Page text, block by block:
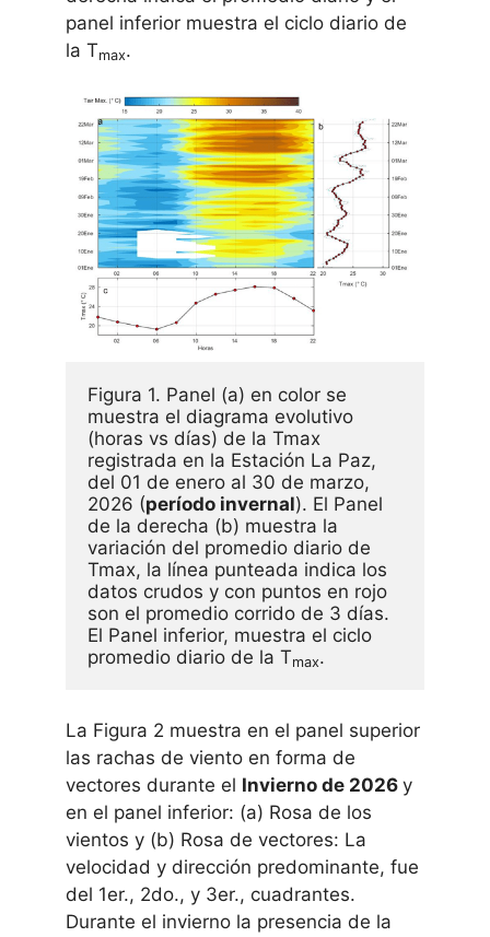
panel inferior muestra el ciclo diario de
la Tmax.
Figura 1. Panel (a) en color se
muestra el diagrama evolutivo
(horas vs días) de la Tmax
registrada en la Estación La Paz,
del 01 de enero al 30 de marzo,
2026 (período invernal). El Panel
de la derecha (b) muestra la
variación del promedio diario de
Tmax, la línea punteada indica los
datos crudos y con puntos en rojo
son el promedio corrido de 3 días.
El Panel inferior, muestra el ciclo
promedio diario de la Tmax.
La Figura 2 muestra en el panel superior
las rachas de viento en forma de
vectores durante el Invierno de 2026 y
en el panel inferior: (a) Rosa de los
vientos y (b) Rosa de vectores: La
velocidad y dirección predominante, fue
del 1er., 2do., y 3er., cuadrantes.
Durante el invierno la presencia de la